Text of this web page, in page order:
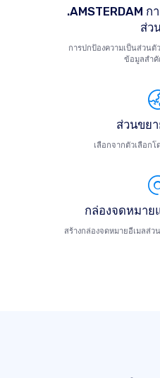
.AMSTERDAM
ส่ว
การปกป้องความเป็นส่วน
ข้อมูลสำ
ส่วนขย
เลือกจากตัวเลือกโ
กล่องจดหมาย
สร้างกล่องจดหมายอีเมลส่